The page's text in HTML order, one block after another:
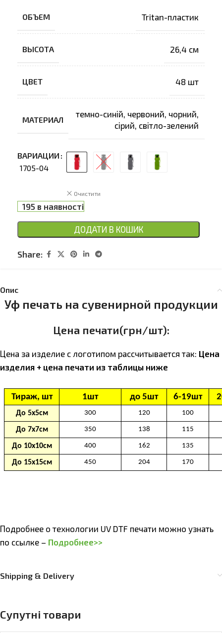
ОБЪЕМ Tritan-пластик
ВЫСОТА 26,4 см
ЦВЕТ 48 шт
МАТЕРИАЛ
темно-синій, червоний, чорний,
сірий, світло-зелений
ВАРИАЦИИ
1705-04
Очистити
195 в наявності
ДОДАТИ В КОШИК
Share:
Опис
Уф печать на сувенирной продукции
Цена печати(грн/шт):
Цена за изделие с логотипом расcчитывается так: Цена
изделия + цена печати из таблицы ниже
Подробнее о технологии UV DTF печати можно узнать
по ссылке – Подробнее>>
Shipping & Delivery
Супутні товари